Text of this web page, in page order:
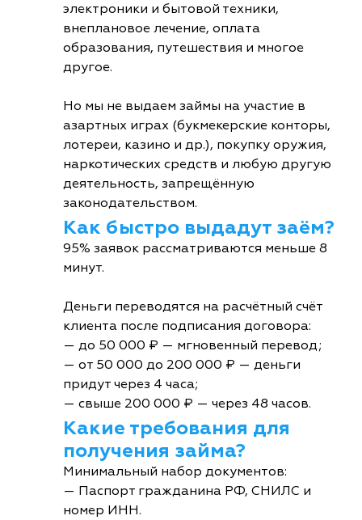
электроники и бытовой техники,
внеплановое лечение, оплата
образования, путешествия и многое
другое.
Но мы не выдаем займы на участие в
азартных играх (букмекерские конторы,
лотереи, казино и др.), покупку оружия,
наркотических средств и любую другую
деятельность, запрещённую
законодательством.
Как быстро выдадут заём?
95% заявок рассматриваются меньше 8
минут.
Деньги переводятся на расчётный счёт
клиента после подписания договора:
— до 50 000 ₽ — мгновенный перевод;
— от 50 000 до 200 000 ₽ — деньги
придут через 4 часа;
— свыше 200 000 ₽ — через 48 часов.
Какие требования для
получения займа?
Минимальный набор документов:
— Паспорт гражданина РФ, СНИЛС и
номер ИНН.